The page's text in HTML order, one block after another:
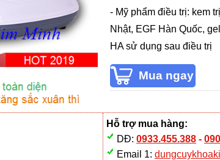
- Mỹ phẩm điều trị: kem
Nhật, EGF Hàn Quốc,
HA sử dụng sau điều trị
Hỗ trợ mua hàng:
DĐ: 0933.455.388 -
Email 1: